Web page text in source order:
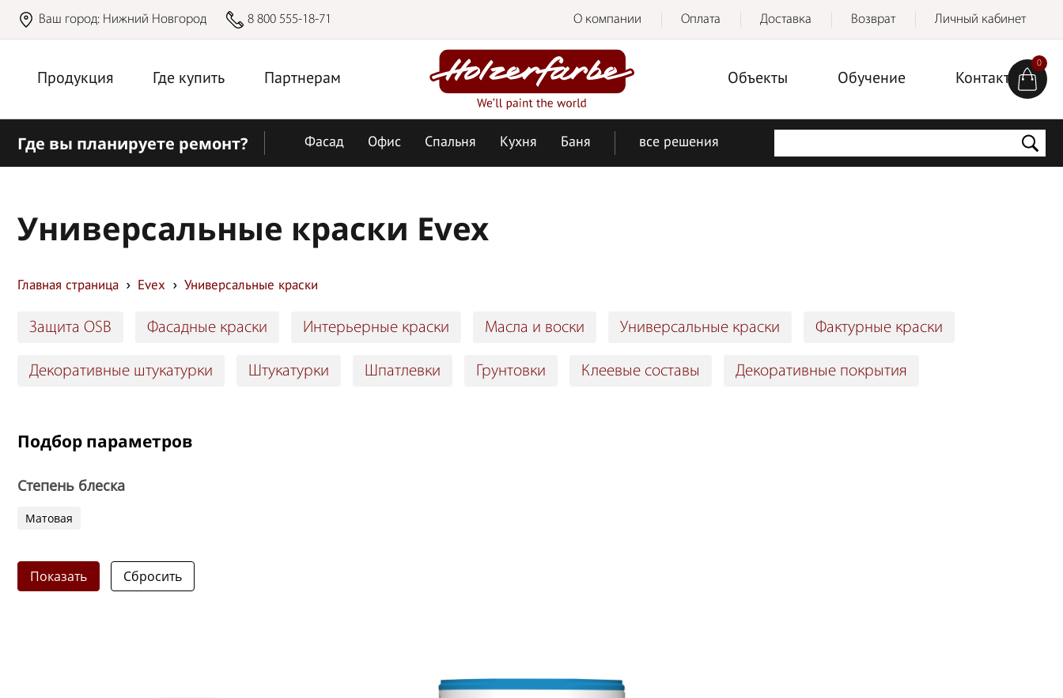
Ваш город: Нижний Новгород 8 800 555-18-71 О компании Оплата Доставка Возврат Личный кабинет
Продукция Где купить Партнерам Объекты Обучение Контакты
Где вы планируете ремонт? Фасад Офис Спальня Кухня Баня все решения
Универсальные краски Evex
Главная страница Evex Универсальные краски
Защита OSB Фасадные краски Интерьерные краски Масла и воски Универсальные краски Фактурные краски
Декоративные штукатурки Штукатурки Шпатлевки Грунтовки Клеевые составы Декоративные покрытия
Подбор параметров
Степень блеска
Матовая
Показать
0